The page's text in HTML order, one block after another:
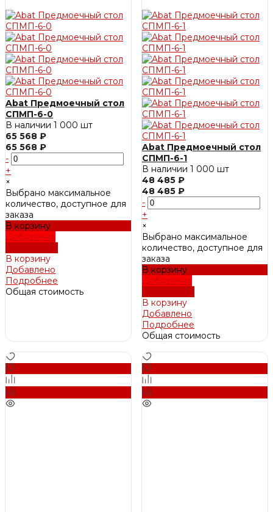
Abat Предмоечный стол
СПМП-6-0
В наличии 1 000 шт
65 568 ₽
65 568 ₽
-
+
×
Выбрано максимальное
количество, доступное для
заказа
В корзину
Добавлено
В корзину
Добавлено
Подробнее
Общая стоимость
Abat Предмоечный стол
СПМП-6-1
В наличии 1 000 шт
48 485 ₽
48 485 ₽
-
+
×
Выбрано максимальное
количество, доступное для
заказа
В корзину
Добавлено
В корзину
Добавлено
Подробнее
Общая стоимость